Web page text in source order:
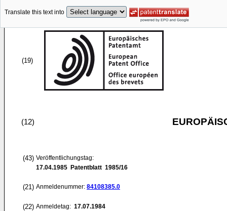
Translate this text into
(19)
(12)
(43) Veröffentlichungstag:
17.04.1985 Patentblatt 1985/16
(21) Anmeldenummer: 84108385.0
(22) Anmeldetag: 17.07.1984